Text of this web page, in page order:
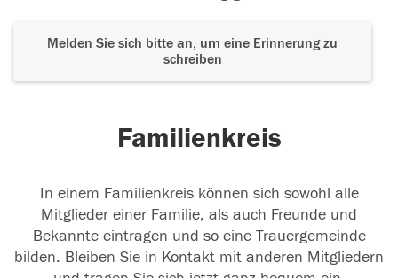
Melden Sie sich bitte an, um eine Erinnerung zu
schreiben
Familienkreis
In einem Familienkreis können sich sowohl alle
Mitglieder einer Familie, als auch Freunde und
Bekannte eintragen und so eine Trauergemeinde
bilden. Bleiben Sie in Kontakt mit anderen Mitgliedern